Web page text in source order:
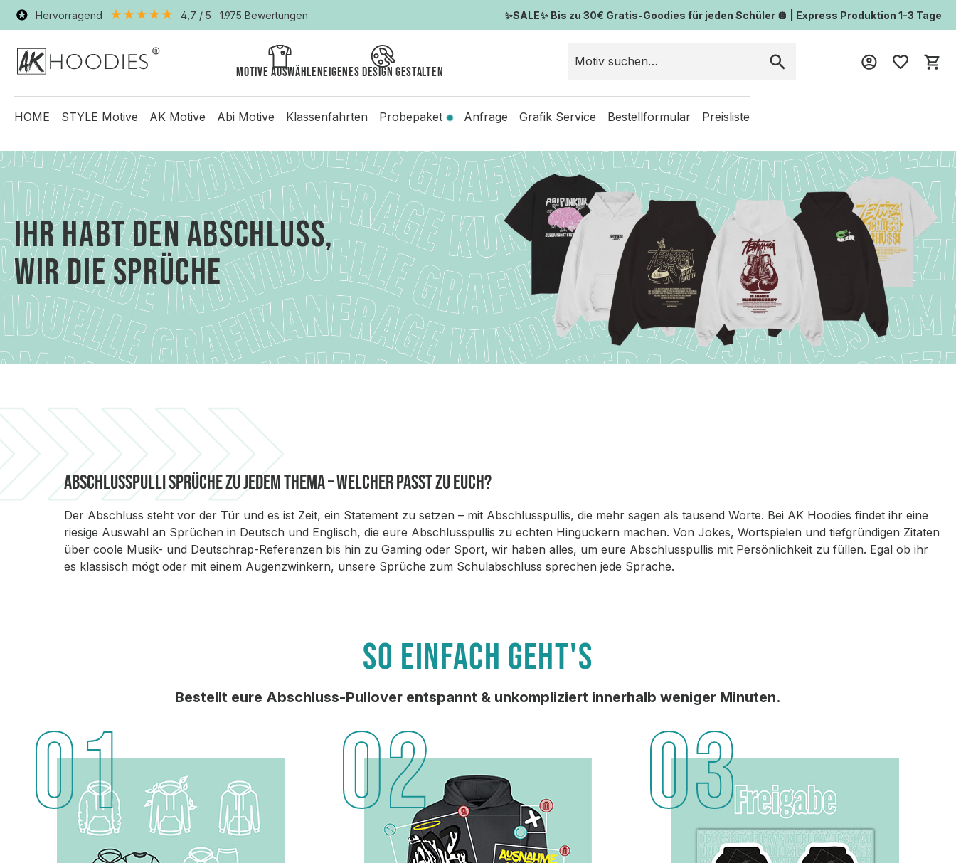
Hervorragend 4,7 / 5 1.975 Bewertungen ✨SALE✨ Bis zu 30€ Gratis-Goodies für jeden Schüler 🪩 | Express Produktion 1-3 Tage
Motive auswählenEigenes Design gestalten
HOME STYLE Motive AK Motive Abi Motive Klassenfahrten Probepaket Anfrage Grafik Service Bestellformular Preisliste
IHR HABT DEN ABSCHLUSS,
WIR DIE SPRÜCHE
Abschlusspulli Sprüche zu jedem Thema – welcher passt zu euch?
Der Abschluss steht vor der Tür und es ist Zeit, ein Statement zu setzen – mit Abschlusspullis, die mehr sagen als tausend Worte. Bei AK Hoodies findet ihr eine
riesige Auswahl an Sprüchen in Deutsch und Englisch, die eure Abschlusspullis zu echten Hinguckern machen. Von Jokes, Wortspielen und tiefgründigen Zitaten
über coole Musik- und Deutschrap-Referenzen bis hin zu Gaming oder Sport, wir haben alles, um eure Abschlusspullis mit Persönlichkeit zu füllen. Egal ob ihr
es klassisch mögt oder mit einem Augenzwinkern, unsere Sprüche zum Schulabschluss sprechen jede Sprache.
SO EINFACH GEHT'S
Bestellt eure Abschluss-Pullover entspannt & unkompliziert innerhalb weniger Minuten.
01 02 03